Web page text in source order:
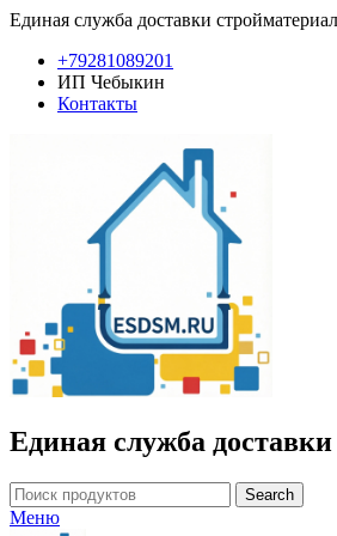
Единая служба доставки
+79281089201
ИП Чебыкин
Контакты
Единая служба
Search
Меню